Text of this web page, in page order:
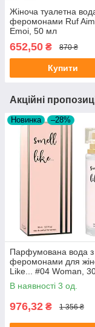
Жіноча туалетна
феромонами Ruf
Emoi, 50 мл
652,50 ₴ 870 ₴
Купити
Акційні
Новинка –28%
Парфумована вода з
феромонами для
Like... #04 Woman,
(Issey Miyake L’Eau
В наявності 3 од.
976,32 ₴ 1 356 ₴